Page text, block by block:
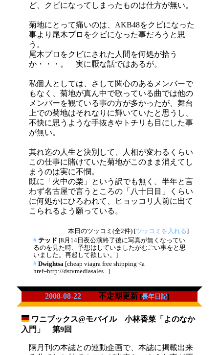
ど、クビになってしまったものは仕方が無い。
菊地にとって痛いのは、AKB48をクビになった
事より尾木プロをクビになった事だろうと思
う。
尾木プロをクビにされた人間を何処が拾う
か・・・。 実に厭な話ではあるが。
私個人としては、さして関心のあるメンバーで
もなく、菊地が真ん中で歌っている曲では他の
メンバーを観ている事の方が多かったが、舞台
上での菊地はそれなりに輝いていたと思うし、
不快に思うような手抜きやトチリも目にした事
が無い。
其れ迄の人生と決別して、人相が変わるくらい
この仕事に賭けていた菊地がこのまま消えてし
まうのは実に不憫。
既に「火中の栗」という訳でも無く、半年と言
わず名古屋で言うところの「八十日目」くらい
に何処かにひろわれて、ヒョッコリ人前に出て
こられるよう願っている。
本日のツッコミ(全2件) [ツッコミを入れる]
# テッド [8月14日夜公演終了後に写真が無くなってい
るのを見た時、予想はしていましたがむごい事をと思
いました。再起して欲しい。]
# Dwightsa [cheap viagra free shipping <a
href=http://dstvmediasales...]
2008-08-22 不定期更新 [長年日記]
ワニブックス@モバイル 小林香菜「よのなか
入門」 第9回
隔月刊の本誌との連動企画で、本誌に掲載出来